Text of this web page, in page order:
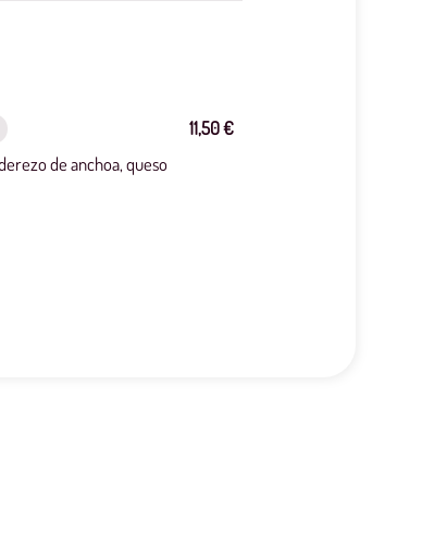
de anchoa, queso
11,50 €